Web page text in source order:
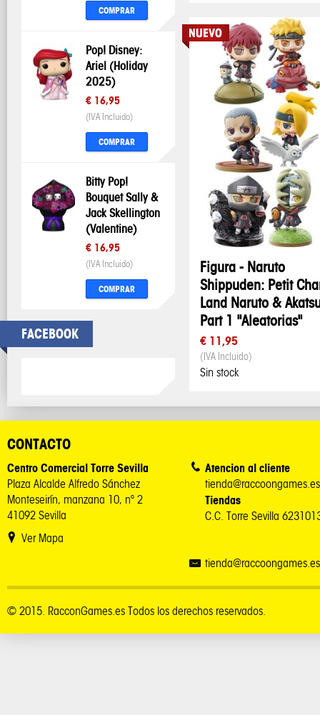
COMPRAR
Pop! Disney:
Ariel (Holiday
2025)
€ 16,95
(IVA Incluido)
COMPRAR
Bitty Pop!
Bouquet Sally &
Jack Skellington
(Valentine)
€ 16,95
(IVA Incluido)
COMPRAR
FACEBOOK
Figura - Naruto
Shippuden: Petit
Land Naruto &
Part 1 "Aleatorias"
€ 11,95
(IVA Incluido)
Sin stock
CONTACTO
Centro Comercial Torre Sevilla
Plaza Alcalde Alfredo Sánchez
Monteseirín, manzana 10, nº 2
41092 Sevilla
Ver Mapa
Atencion al cliente
tienda@raccoongames.es
Tiendas
C.C. Torre Sevilla
tienda@raccoongames.es
© 2015. RacconGames.es Todos los derechos reservados.